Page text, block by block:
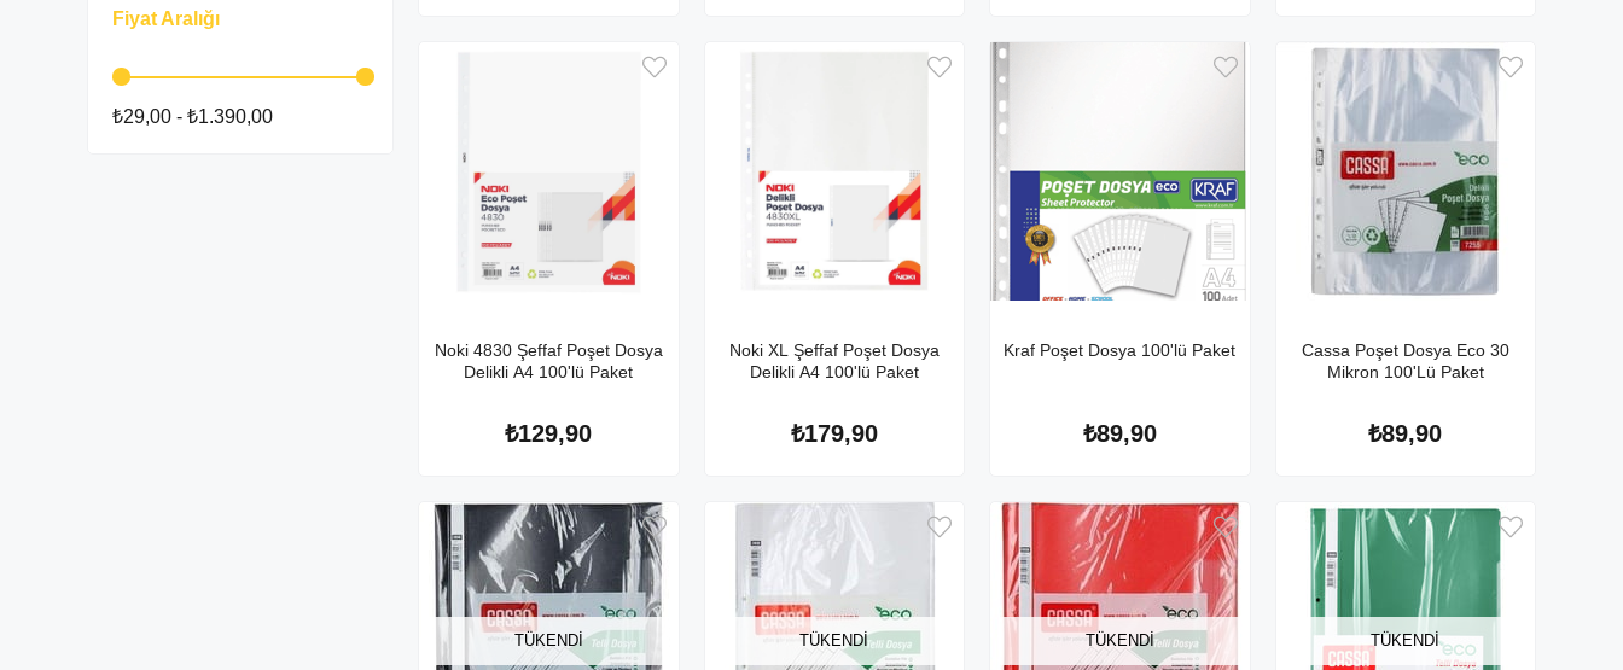
Fiyat Aralığı
₺29,00 - ₺1.390,00
Noki 4830 Şeffaf Poşet Dosya
Delikli A4 100'lü Paket
₺129,90
Noki XL Şeffaf Poşet Dosya
Delikli A4 100'lü Paket
₺179,90
Kraf Poşet Dosya 100'lü Paket
₺89,90
Cassa Poşet Dosya Eco 30
Mikron 100'Lü Paket
₺89,90
TÜKENDI TÜKENDI TÜKENDI TÜKENDI